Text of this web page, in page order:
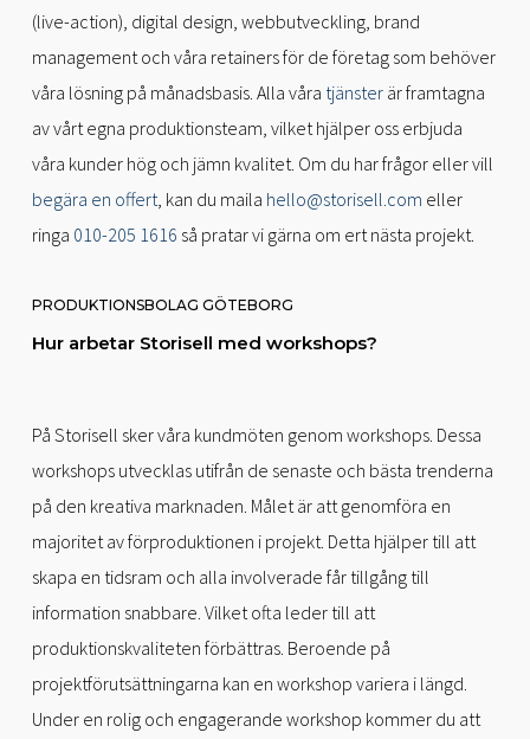
(live-action), digital design, webbutveckling, brand
management och våra retainers för de företag som behöver
våra lösning på månadsbasis. Alla våra tjänsterär framtagna
av vårt egna produktionsteam, vilket hjälper oss erbjuda
våra kunder hög och jämn kvalitet. Om du har frågor eller vill
begära en offert, kan du maila hello@storisell.com eller
ringa 010-205 1616 så pratar vi gärna om ert nästa projekt.
PRODUKTIONSBOLAG GÖTEBORG
Hur arbetar Storisell med workshops?
På Storisell sker våra kundmöten genom workshops. Dessa
workshops utvecklas utifrån de senaste och bästa trenderna
på den kreativa marknaden. Målet är att genomföra en
majoritet av förproduktionen i projekt. Detta hjälper till att
skapa en tidsram och alla involverade får tillgång till
information snabbare. Vilket ofta leder till att
produktionskvaliteten förbättras. Beroende på
projektförutsättningarna kan en workshop variera i längd.
Under en rolig och engagerande workshop kommer du att